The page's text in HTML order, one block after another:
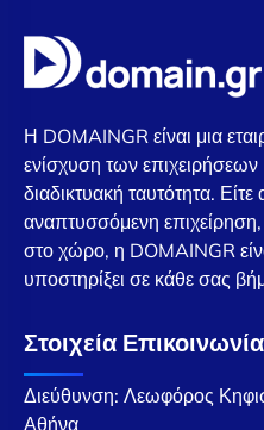
Η DOMAINGR είναι μια
ενίσχυση των επιχειρήσεων
διαδικτυακή ταυτότητα.
αναπτυσσόμενη επιχείρηση,
στο χώρο, η DOMAINGR
υποστηρίξει σε κάθε σας
Στοιχεία
Διεύθυνση: Λεωφόρος
Αθήνα